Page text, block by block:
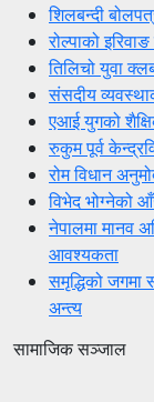
शिलबन्दी
रोल्पाको
तिलिचो युवा
संसदीय
एआई युगको
रुकुम पूर्व
रोम विधान
विभेद भोग्नेको
नेपालमा मानव
आवश्यकता
समृद्धिको जगमा
अन्त्य
सामाजिक सञ्जाल